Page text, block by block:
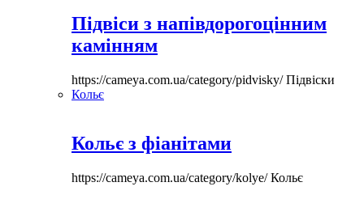
Підвіси з напівдорогоцінним
камінням
https://cameya.com.ua/category/pidvisky/Підвіски
Кольє
Кольє з фіанітами
https://cameya.com.ua/category/kolye/Кольє